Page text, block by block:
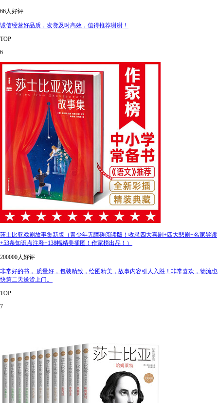
66人好评
诚信经营好品质，发货及时高效，值得推荐谢谢！
TOP
6
莎士比亚戏剧故事集新版（青少年无障碍阅读版！收录四大喜剧+四大悲剧+名家导读
+53条知识点注释+138幅精美插图！作家榜出品！）
200000人好评
非常好的书， 质量好，包装精致，绘图精美，故事内容引人入胜！非常喜欢，物流也
快第二天送货上门。
TOP
7